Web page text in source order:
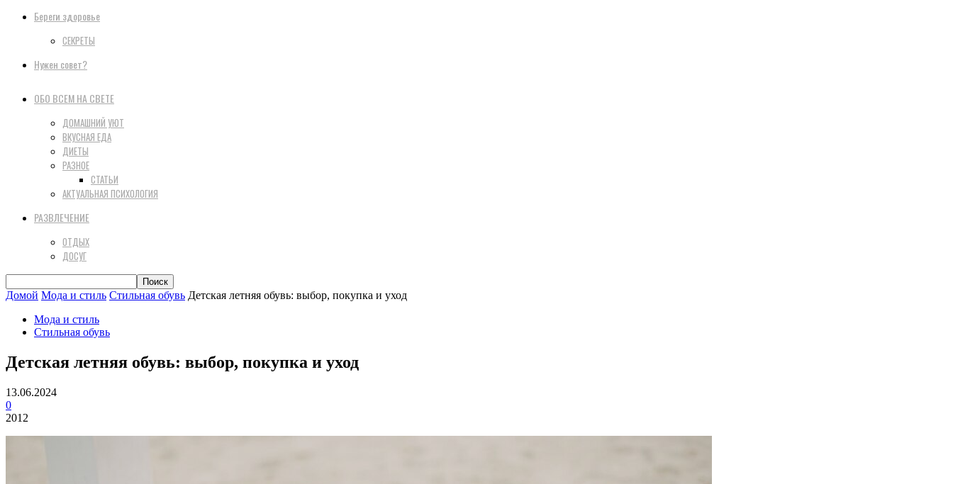
Береги здоровье
СЕКРЕТЫ
Нужен совет?
ОБО ВСЕМ НА СВЕТЕ
ДОМАШНИЙ УЮТ
ВКУСНАЯ ЕДА
ДИЕТЫ
РАЗНОЕ
СТАТЬИ
АКТУАЛЬНАЯ ПСИХОЛОГИЯ
РАЗВЛЕЧЕНИЕ
ОТДЫХ
ДОСУГ
Домой Мода и стиль Стильная обувь Детская летняя обувь: выбор, покупка и уход
Мода и стиль
Стильная обувь
Детская летняя обувь: выбор, покупка и уход
13.06.2024
0
2012